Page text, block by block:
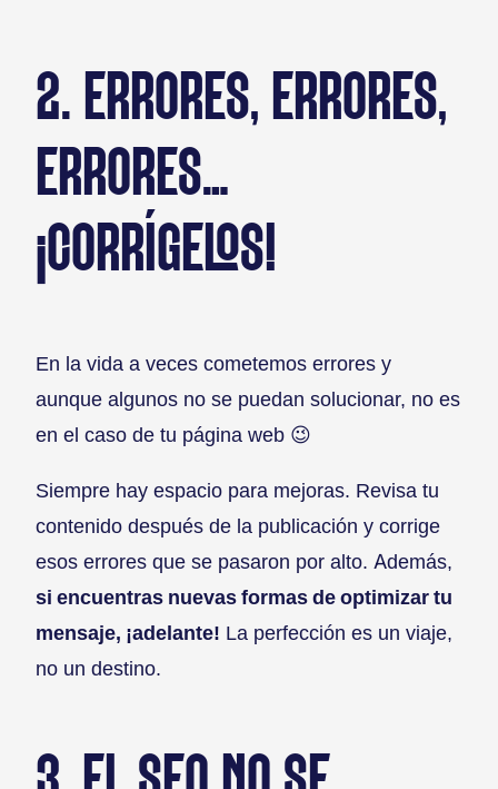
2. ERRORES, ERRORES,
ERRORES…
¡CORRÍGELOS!
En la vida a veces cometemos errores y
aunque algunos no se puedan solucionar, no es
en el caso de tu página web 😉
Siempre hay espacio para mejoras. Revisa tu
contenido después de la publicación y corrige
esos errores que se pasaron por alto. Además,
si encuentras nuevas formas de optimizar tu
mensaje, ¡adelante! La perfección es un viaje,
no un destino.